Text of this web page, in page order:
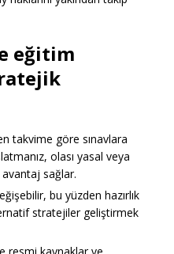
eğitim
takvime göre sınavlara
olası yasal veya
sağlar.
bu yüzden hazırlık
stratejiler geliştirmek